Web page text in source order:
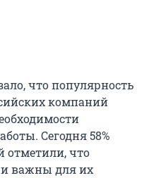
что популярность
компаний
Сегодня 58%
отметили, что
важны для их